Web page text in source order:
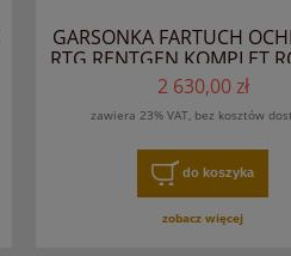
GARSONKA FARTUCH
RTG RENTGEN KOMPLET
M 0.50mmPb/
2 630,00 zł
zawiera 23% VAT, bez kosztów
do koszyka
zobacz więcej